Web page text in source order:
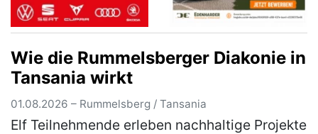
Wie die Rummelsberger Diakonie in
Tansania wirkt
01.08.2026 – Rummelsberg / Tansania
Elf Teilnehmende erleben nachhaltige Projekte